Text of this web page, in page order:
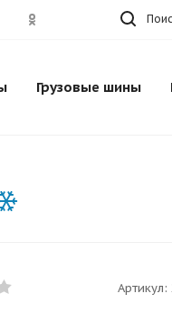
Грузовые шины
Артикул: